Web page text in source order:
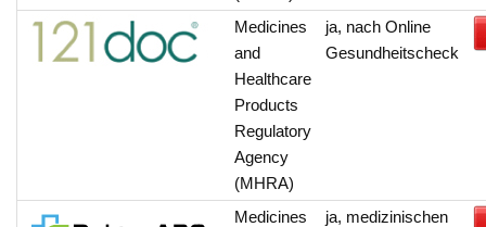
Medicines
and
Healthcare
Products
Regulatory
Agency
(MHRA)
ja, nach Online
Gesundheitscheck
Medicines
ja, medizinischen